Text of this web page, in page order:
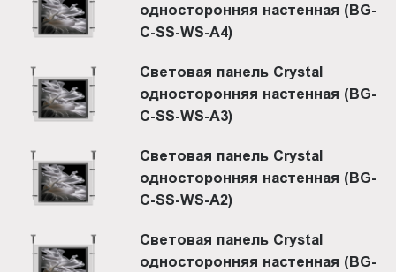
односторонняя настенная (BG-
C-SS-WS-A4)
Световая панель Crystal
односторонняя настенная (BG-
C-SS-WS-A3)
Световая панель Crystal
односторонняя настенная (BG-
C-SS-WS-A2)
Световая панель Crystal
односторонняя настенная (BG-